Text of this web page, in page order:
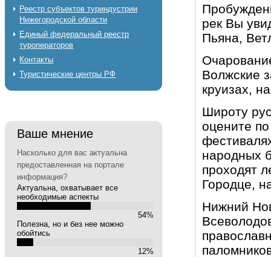
Реестр субъектов туриндустрии
Нижегородской области
Единый федеральный реестр
туроператоров
Контакты
Туристические центры РФ
Ваше мнение
Насколько для вас актуальна
предоставленная на портале
информация?
Актуальна, охватывает все
необходимые аспекты
54%
Полезна, но и без нее можно
обойтись
12%
рек Вы
Пьяна,
Волжские
круизах,
Широту
оцените
народных
проходят
Городце,
Нижний